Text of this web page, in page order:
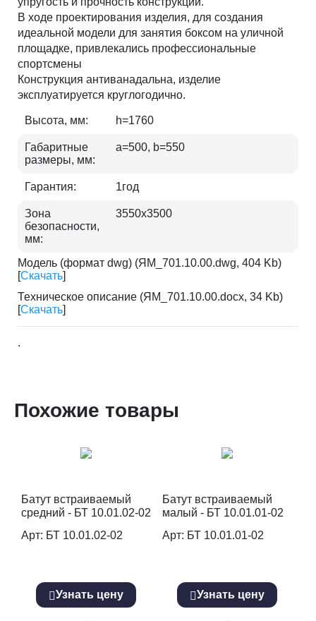
В ходе проектирования изделия, для создания
идеальной модели для занятия боксом на уличной
площадке, привлекались профессиональные
спортсмены
Конструкция антиванадальна, изделие
эксплуатируется круглогодично.
Высота, мм: h=1760
Габаритные
размеры, мм:
a=500, b=550
Гарантия: 1год
Зона
безопасности,
мм:
3550х3500
Модель (формат dwg) (ЯМ_701.10.00.dwg, 404 Kb)
[Скачать]
Техническое описание (ЯМ_701.10.00.docx, 34 Kb)
[Скачать]
.
Похожие товары
Батут встраиваемый
средний - БТ 10.01.02-02
Арт: БТ 10.01.02-02
Узнать цену
Батут встраиваемый
малый - БТ 10.01.01-02
Арт: БТ 10.01.01-02
Узнать цену